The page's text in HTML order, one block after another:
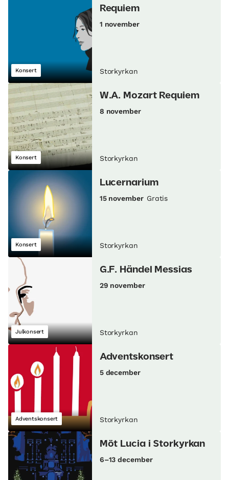
Konsert
Requiem
1 november
Storkyrkan
Konsert
W.A. Mozart Requiem
8 november
Storkyrkan
Konsert
Lucernarium
15 november Gratis
Storkyrkan
Julkonsert
G.F. Händel Messias
29 november
Storkyrkan
Adventskonsert
Adventskonsert
5 december
Storkyrkan
Möt Lucia i Storkyrkan
6–13 december